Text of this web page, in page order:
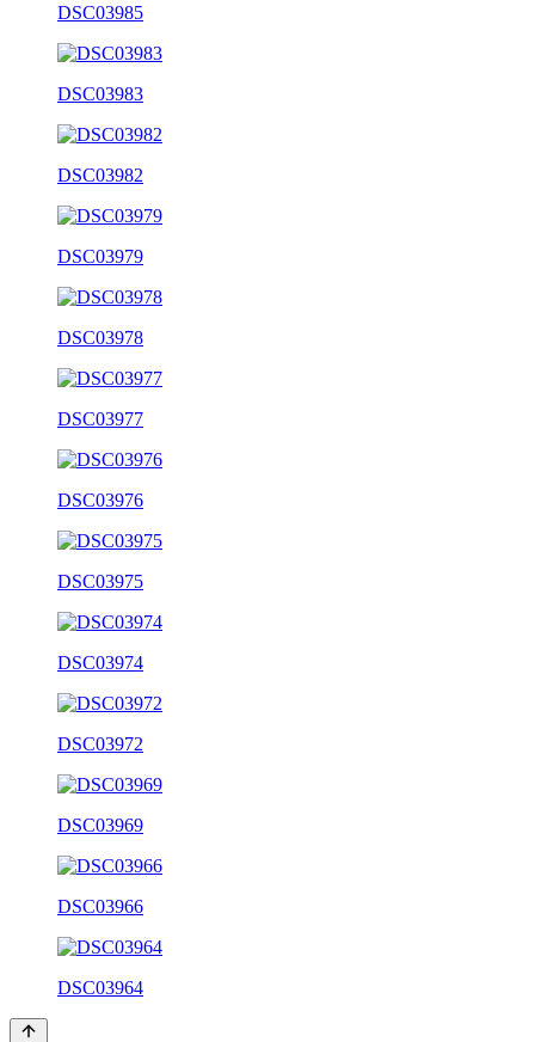
DSC03985
DSC03983
DSC03982
DSC03979
DSC03978
DSC03977
DSC03976
DSC03975
DSC03974
DSC03972
DSC03969
DSC03966
DSC03964